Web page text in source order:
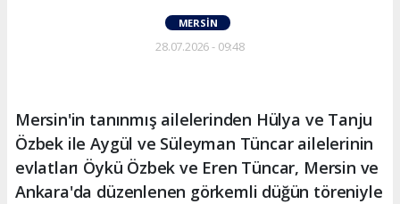
MERSIN
28.07.2026 - 09:48
Mersin'in tanınmış ailelerinden Hülya ve Tanju
Özbek ile Aygül ve Süleyman Tüncar ailelerinin
evlatları Öykü Özbek ve Eren Tüncar, Mersin ve
Ankara'da düzenlenen görkemli düğün töreniyle